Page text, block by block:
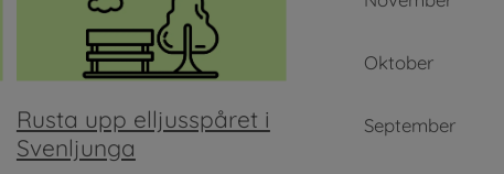
Rusta upp elljusspåret i
Svenljunga
Oktober
September